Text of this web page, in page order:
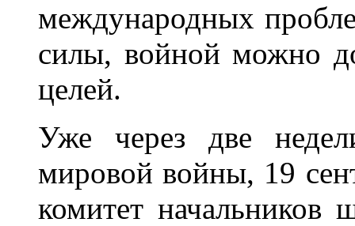
международных
силы, войной можно
целей.
Уже через две
мировой войны, 19
комитет